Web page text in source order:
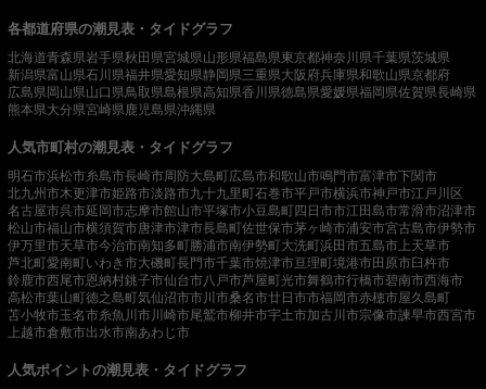
各都道府県の潮見表・タイドグラフ
北海道青森県岩手県秋田県宮城県山形県福島県東京都神奈川県千葉県茨城県
新潟県富山県石川県福井県愛知県静岡県三重県大阪府兵庫県和歌山県京都府
広島県岡山県山口県鳥取県島根県高知県香川県徳島県愛媛県福岡県佐賀県長崎県
熊本県大分県宮崎県 鹿児島県沖縄県
人気市町村の潮見表・タイドグラフ
明石市浜松市糸島市長崎市周防大島町広島市和歌山市鳴門市富津市下関市
北九州市木更津市姫路市淡路市九十九里町石巻市平戸市横浜市神戸市江戸川区
名古屋市呉市延岡市志摩市館山市平塚市小豆島町四日市市江田島市常滑市沼津市
松山市福山市横須賀市唐津市津市長島町佐世保市茅ヶ崎市浦安市宮古島市伊勢市
伊万里市天草市今治市南知多町勝浦市南伊勢町大洗町浜田市五島市 上天草市
芦北町愛南町いわき市大磯町長門市千葉市焼津市亘理町境港市田原市臼杵市
鈴鹿市西尾市恩納村銚子市仙台市八戸市芦屋町光市舞鶴市行橋市碧南市西海市
高松市葉山町徳之島町気仙沼市市川市桑名市廿日市市福岡市赤穂市屋久島町
苫小牧市玉名市糸魚川市 川崎市尾鷲市柳井市宇土市加古川市宗像市諫早市西宮市
上越市倉敷市出水市南あわじ市
人気ポイントの潮見表・タイドグラフ